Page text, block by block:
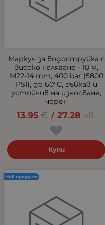
Маркуч за водоструйка с
високо налягане - 10 м,
M22-14 mm, 400 bar (5800
PSI), до 60°C, гъвкав и
устойчив на износване,
черен
13.95 € / 27.28 лв.
Купи
Нов продукт